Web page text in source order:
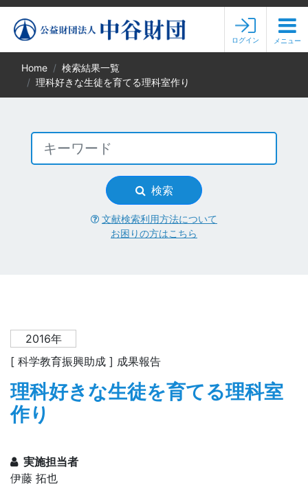
ログイン メニュー
Home
検索結果一覧
理科好きな生徒を育てる理科室作り
検索
文献検索利用方法について
お困りの方はこちら
2016年
[ 科学教育振興助成 ] 成果報告
理科好きな生徒を育てる理科室
作り
実施担当者
伊藤 拓也